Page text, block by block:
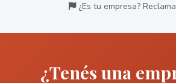
¿Es tu empresa?
¿Tenés una